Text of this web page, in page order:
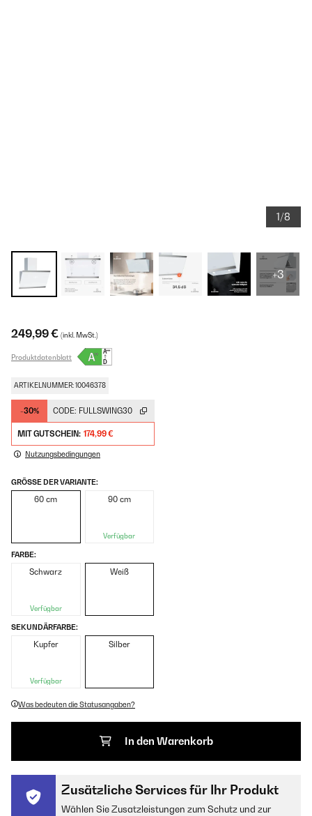
1/8
+3
249,99 € (inkl. MwSt.)
Produktdatenblatt
ARTIKELNUMMER: 10046378
-30% CODE: FULLSWING30
MIT GUTSCHEIN: 174,99 €
Nutzungsbedingungen
GRÖSSE DER VARIANTE:
60 cm 90 cm
Verfügbar
FARBE:
Schwarz
Verfügbar
Weiß
SEKUNDÄRFARBE:
Kupfer
Verfügbar
Silber
Was bedeuten die Statusangaben?
In den Warenkorb
Zusätzliche Services für Ihr Produkt
Wählen Sie Zusatzleistungen zum Schutz und zur